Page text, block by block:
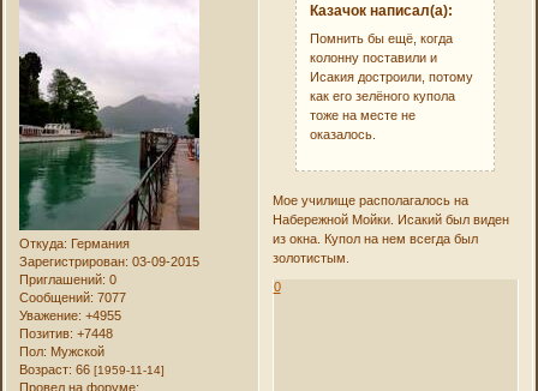
Откуда: Германия
Зарегистрирован: 03-09-2015
Приглашений: 0
Сообщений: 7077
Уважение: +4955
Позитив: +7448
Пол: Мужской
Возраст: 66[1959-11-14]
Провел на форуме:
Казачок написал(а):
Помнить бы ещё, когда
колонну поставили и
Исакия достроили, потому
как его зелёного купола
тоже на месте не
оказалось.
Мое училище располагалось на
Набережной Мойки. Исакий был виден
из окна. Купол на нем всегда был
золотистым.
0